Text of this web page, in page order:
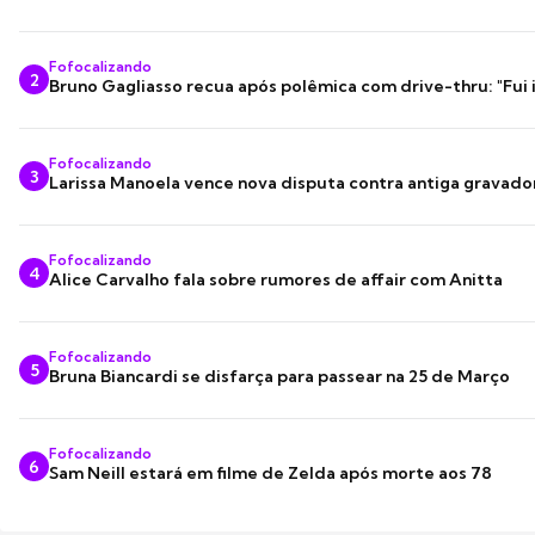
2
Fofocalizando
Bruno Gagliasso recua após polêmica com drive-thru: "Fui
3
Fofocalizando
Larissa Manoela vence nova disputa contra antiga
4
Fofocalizando
Alice Carvalho fala sobre rumores de affair com Anitta
5
Fofocalizando
Bruna Biancardi se disfarça para passear na 25 de Março
6
Fofocalizando
Sam Neill estará em filme de Zelda após morte aos 78